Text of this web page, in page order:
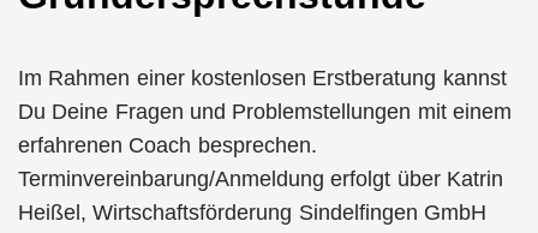
Im Rahmen einer kostenlosen Erstberatung kannst
Du Deine Fragen und Problemstellungen mit einem
erfahrenen Coach besprechen.
Terminvereinbarung/Anmeldung erfolgt über Katrin
Heißel, Wirtschaftsförderung Sindelfingen GmbH